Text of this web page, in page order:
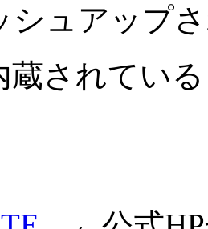
シュアップ
蔵されてい